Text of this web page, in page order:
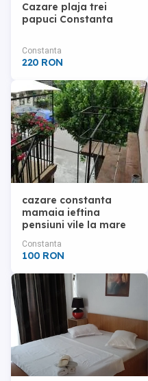
Cazare plaja trei
papuci Constanta
Constanta
220 RON
cazare constanta
mamaia ieftina
pensiuni vile la mare
apartament litoral
oferta hotelier
Constanta
100 RON